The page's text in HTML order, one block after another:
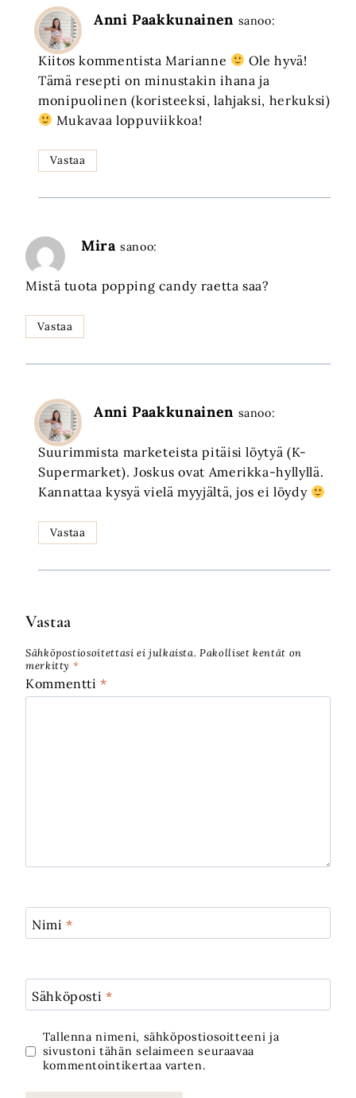
Anni Paakkunainen sanoo:
Kiitos kommentista Marianne
Ole hyvä!
Tämä resepti on minustakin ihana ja
monipuolinen (koristeeksi, lahjaksi, herkuksi)
Mukavaa loppuviikkoa!
Vastaa
Mira sanoo:
Mistä tuota popping candy raetta saa?
Vastaa
Anni Paakkunainen sanoo:
Suurimmista marketeista pitäisi löytyä (K-
Supermarket). Joskus ovat Amerikka-hyllyllä.
Kannattaa kysyä vielä myyjältä, jos ei löydy
Vastaa
Vastaa
Sähköpostiosoitettasi ei julkaista. Pakolliset kentät on
merkitty *
Kommentti*
Nimi*
Sähköposti*
Tallenna nimeni, sähköpostiosoitteeni ja
sivustoni tähän selaimeen seuraavaa
kommentointikertaa varten.